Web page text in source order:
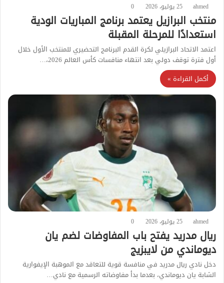
ahmed 25 يوليو، 2026 0
منتخب البرازيل يعتمد برنامج المباريات الودية
استعدادًا للمرحلة المقبلة
اعتمد الاتحاد البرازيلي لكرة القدم البرنامج التحضيري للمنتخب الأول خلال
أول فترة توقف دولي بعد انتهاء منافسات كأس العالم 2026،…
أكمل القراءة »
ahmed 25 يوليو، 2026 0
ريال مدريد يفتح باب المفاوضات لضم يان
ديوماندي من لايبزيج
دخل نادي ريال مدريد في منافسة قوية للتعاقد مع الموهبة الإيفوارية
الشابة يان ديوماندي، بعدما بدأ مفاوضاته الرسمية مع نادي…